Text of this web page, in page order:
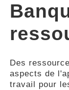
COMPÉTENCES
GUIDES
Des
aspects de
travail pour